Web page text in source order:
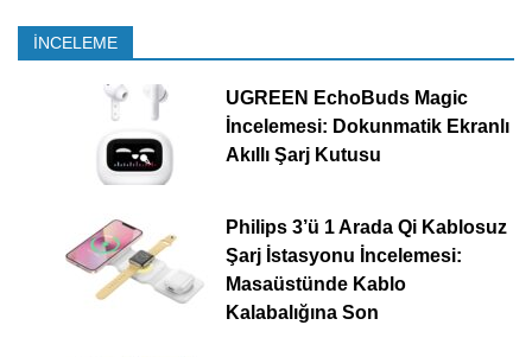
İNCELEME
UGREEN EchoBuds Magic
İncelemesi: Dokunmatik Ekranlı
Akıllı Şarj Kutusu
Philips 3’ü 1 Arada Qi Kablosuz
Şarj İstasyonu İncelemesi:
Masaüstünde Kablo
Kalabalığına Son